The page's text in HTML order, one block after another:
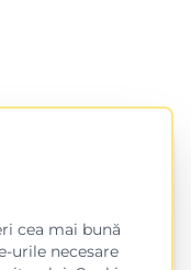
cea mai bună
urile necesare